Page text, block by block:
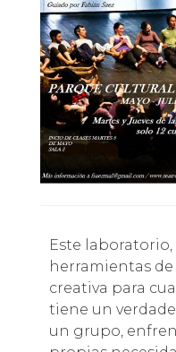
Este laboratorio, busca desarrollar
herramientas de
creativa para
tiene un
un grupo,